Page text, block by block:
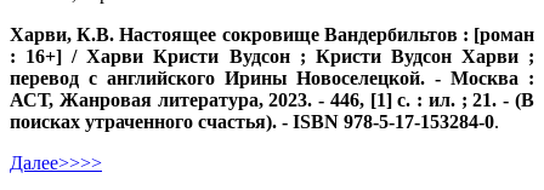
Харви, К.В. Настоящее сокровище Вандербильтов : [роман
: 16+] / Харви Кристи Вудсон ; Кристи Вудсон Харви ;
перевод с английского Ирины Новоселецкой. - Москва :
АСТ, Жанровая литература, 2023. - 446, [1] с. : ил. ; 21. - (В
поисках утраченного счастья). - ISBN 978-5-17-153284-0.
Далее>>>>